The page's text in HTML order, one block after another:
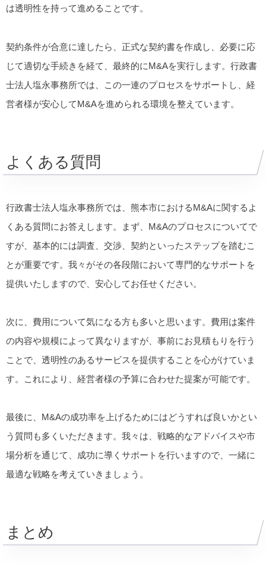
は透明性を持って進めることです。
契約条件が合意に達したら、正式な契約書を作成し、必要に応
じて適切な手続きを経て、最終的にM&Aを実行します。行政書
士法人塩永事務所では、この一連のプロセスをサポートし、経
営者様が安心してM&Aを進められる環境を整えています。
よくある質問
行政書士法人塩永事務所では、熊本市におけるM&Aに関するよ
くある質問にお答えします。まず、M&Aのプロセスについてで
すが、基本的には調査、交渉、契約といったステップを踏むこ
とが重要です。我々がその各段階において専門的なサポートを
提供いたしますので、安心してお任せください。
次に、費用について気になる方も多いと思います。費用は案件
の内容や規模によって異なりますが、事前にお見積もりを行う
ことで、透明性のあるサービスを提供することを心がけていま
す。これにより、経営者様の予算に合わせた提案が可能です。
最後に、M&Aの成功率を上げるためにはどうすれば良いかとい
う質問も多くいただきます。我々は、戦略的なアドバイスや市
場分析を通じて、成功に導くサポートを行いますので、一緒に
最適な戦略を考えていきましょう。
まとめ